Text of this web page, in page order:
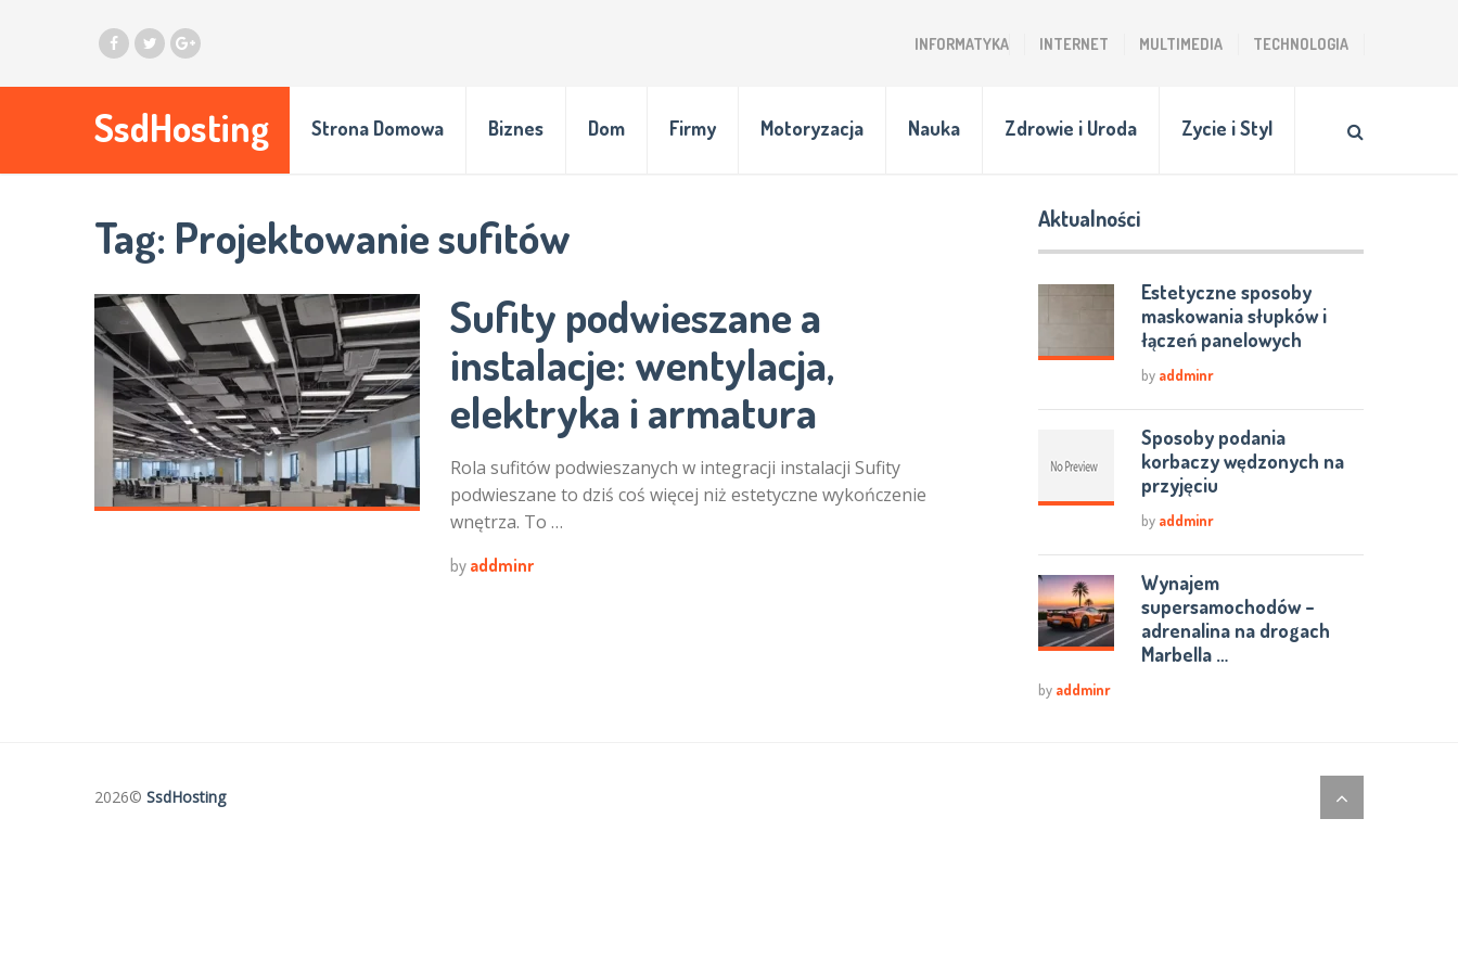
INFORMATYKA INTERNET MULTIMEDIA TECHNOLOGIA
SsdHosting Strona Domowa Biznes Dom Firmy Motoryzacja Nauka Zdrowie i Uroda Zycie i Styl
Tag: Projektowanie sufitów
Sufity podwieszane a
instalacje: wentylacja,
elektryka i armatura
Rola sufitów podwieszanych w integracji instalacji Sufity
podwieszane to dziś coś więcej niż estetyczne wykończenie
wnętrza. To …
by addminr
Aktualności
Estetyczne sposoby
maskowania słupków i
łączeń panelowych
by addminr
Sposoby podania
korbaczy wędzonych na
przyjęciu
by addminr
Wynajem
supersamochodów –
adrenalina na drogach
Marbella …
by addminr
2026© SsdHosting